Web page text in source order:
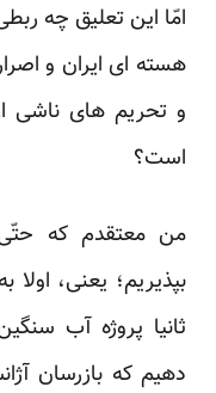
امّا این تعلیق چه
هسته ‏ای ایران و
و تحریم‏ های ناشی
است؟
من معتقدم که
بپذیریم؛ یعنی،
ثانیا پروژه آب
دهیم که بازرسان